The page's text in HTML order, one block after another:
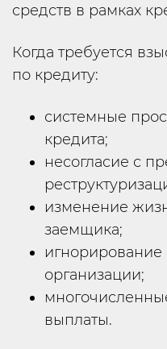
средств в рамках
Когда требуется
по кредиту:
системные
кредита;
несогласие с
изменение
заемщика;
организации;
выплаты.